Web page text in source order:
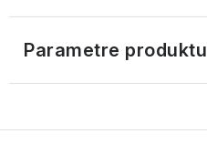
Parametre produktu